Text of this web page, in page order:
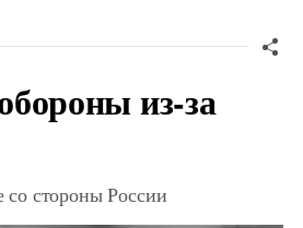
из-за
стороны России